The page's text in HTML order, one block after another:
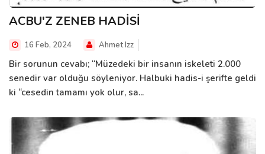
ACBU'Z ZENEB HADİSİ
16 Feb, 2024 Ahmet Izz
Bir sorunun cevabı; “Müzedeki bir insanın iskeleti 2.000
senedir var olduğu söyleniyor. Halbuki hadis-i şerifte geldi
ki “cesedin tamamı yok olur, sa...